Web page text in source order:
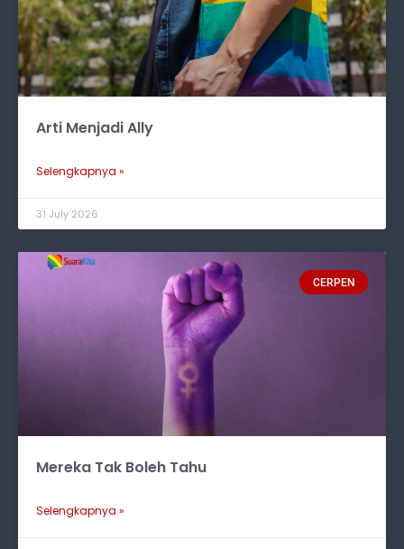
Arti Menjadi Ally
Selengkapnya »
31 July 2026
CERPEN
Mereka Tak Boleh Tahu
Selengkapnya »